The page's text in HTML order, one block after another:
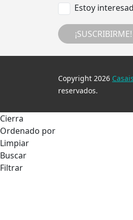
Estoy
¡SUSCRIBIRME!
Copyright 2026
reservados.
Cierra
Ordenado por
Limpiar
Buscar
Filtrar